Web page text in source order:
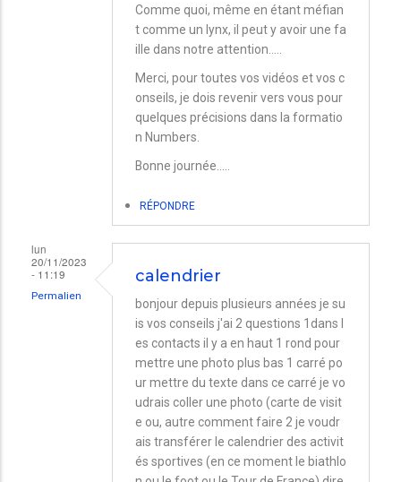
Comme quoi, même en étant méfian
t comme un lynx, il peut y avoir une fa
ille dans notre attention.....
Merci, pour toutes vos vidéos et vos c
onseils, je dois revenir vers vous pour
quelques précisions dans la formatio
n Numbers.
Bonne journée.....
RÉPONDRE
lun
20/11/2023
- 11:19
Permalien
calendrier
bonjour depuis plusieurs années je su
is vos conseils j'ai 2 questions 1dans l
es contacts il y a en haut 1 rond pour
mettre une photo plus bas 1 carré po
ur mettre du texte dans ce carré je vo
udrais coller une photo (carte de visit
e ou, autre comment faire 2 je voudr
ais transférer le calendrier des activit
és sportives (en ce moment le biathlo